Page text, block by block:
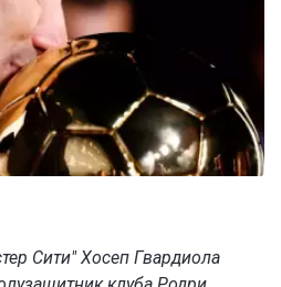
Сити" Хосеп Гвардиола